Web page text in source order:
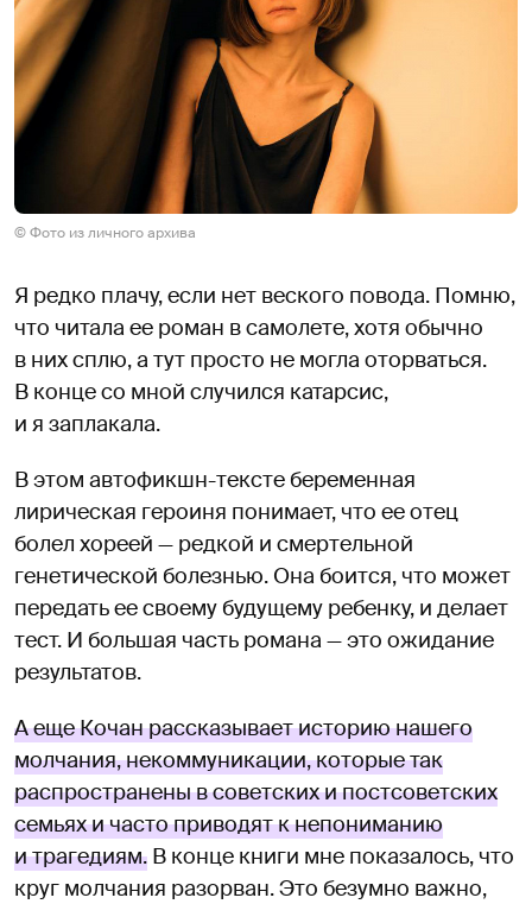
© Фото из личного архива
Я редко плачу, если нет веского повода. Помню,
что читала ее роман в самолете, хотя обычно
в них сплю, а тут просто не могла оторваться.
В конце со мной случился катарсис,
и я заплакала.
В этом автофикшн-тексте беременная
лирическая героиня понимает, что ее отец
болел хореей — редкой и смертельной
генетической болезнью. Она боится, что может
передать ее своему будущему ребенку, и делает
тест. И большая часть романа — это ожидание
результатов.
А еще Кочан рассказывает историю нашего
молчания, некоммуникации, которые так
распространены в советских и постсоветских
семьях и часто приводят к непониманию
и трагедиям. В конце книги мне показалось, что
круг молчания разорван. Это безумно важно,